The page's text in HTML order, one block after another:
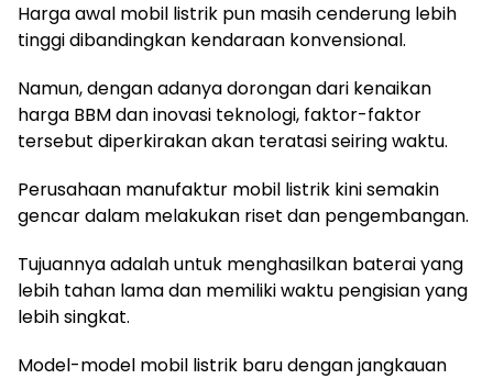
Harga awal mobil listrik pun masih cenderung lebih
tinggi dibandingkan kendaraan konvensional.
Namun, dengan adanya dorongan dari kenaikan
harga BBM dan inovasi teknologi, faktor-faktor
tersebut diperkirakan akan teratasi seiring waktu.
Perusahaan manufaktur mobil listrik kini semakin
gencar dalam melakukan riset dan pengembangan.
Tujuannya adalah untuk menghasilkan baterai yang
lebih tahan lama dan memiliki waktu pengisian yang
lebih singkat.
Model-model mobil listrik baru dengan jangkauan